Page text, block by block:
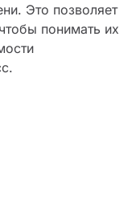
Это позволяет
понимать их